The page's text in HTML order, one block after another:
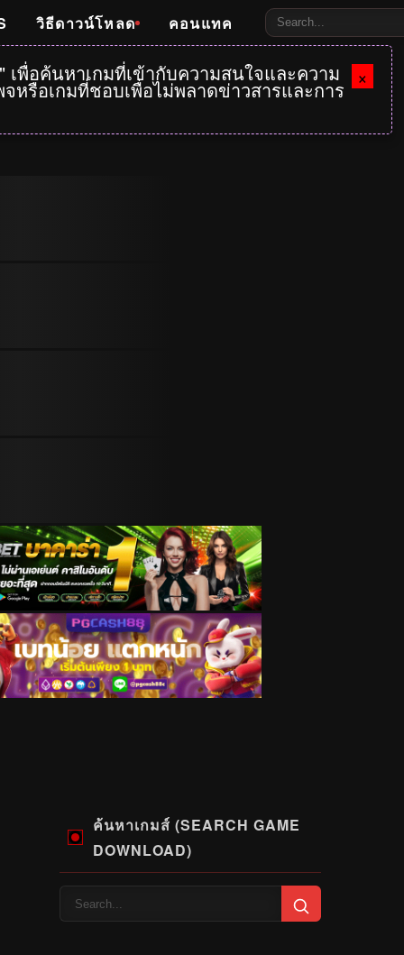
วิธีดาวน์โหลด คอนแทค
×
พื่อค้นหาเกมที่เข้ากับความสนใจและความ
รือเกมที่ชอบเพื่อไม่พลาดข่าวสารและการ
ค้นหาเกมส์ (SEARCH GAME
DOWNLOAD)